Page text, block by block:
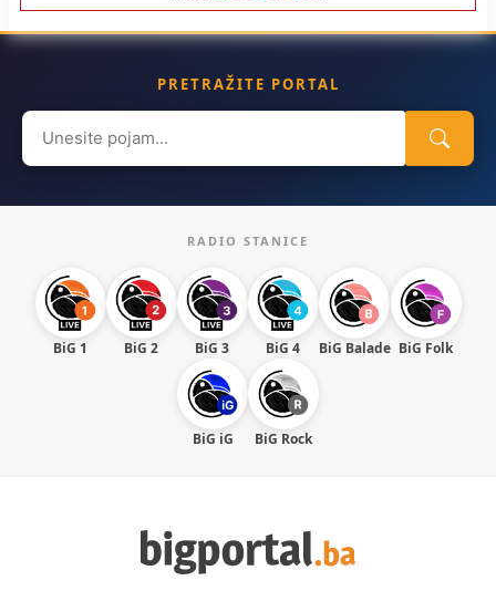
PRETRAŽITE PORTAL
Search
for:
RADIO STANICE
BiG 1 BiG 2 BiG 3 BiG 4 BiG Balade BiG Folk
BiG iG BiG Rock